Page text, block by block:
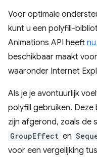
Voor optimale
kunt u een polyfill-
Animations API heeft
beschikbaar maakt
waaronder Internet
Als je je avontuurlijk
polyfill gebruiken.
zijn afgerond, zoals de
GroupEffect en
voor een vergelijking